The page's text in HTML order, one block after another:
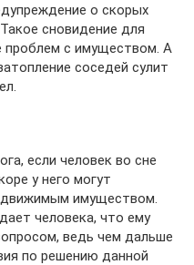
о скорых
сновидение для
проблем с имуществом. А
соседей сулит
если человек во сне
у него могут
имуществом.
человека, что ему
ведь чем дальше
по решению данной